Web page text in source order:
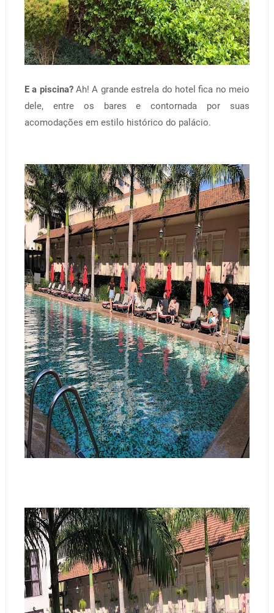
E a piscina?Ah! A grande estrela do hotel fica no meio
dele, entre os bares e contornada por suas
acomodações em estilo histórico do palácio.